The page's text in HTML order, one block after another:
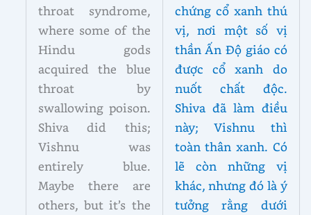
throat syndrome,
where some of the
Hindu gods
acquired the blue
throat by
swallowing poison.
Shiva did this;
Vishnu was
entirely blue.
Maybe there are
others, but it’s the
chứng cổ xanh thú
vị, nơi một số vị
thần Ấn Độ giáo có
được cổ xanh do
nuốt chất độc.
Shiva đã làm điều
này; Vishnu thì
toàn thân xanh. Có
lẽ còn những vị
khác, nhưng đó là ý
tưởng rằng dưới